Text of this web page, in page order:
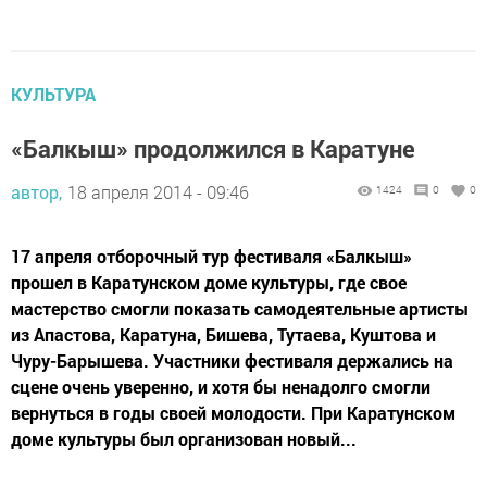
КУЛЬТУРА
«Балкыш» продолжился в Каратуне
автор, 18 апреля 2014 - 09:46 1424 0 0
17 апреля отборочный тур фестиваля «Балкыш»
прошел в Каратунском доме культуры, где свое
мастерство смогли показать самодеятельные артисты
из Апастова, Каратуна, Бишева, Тутаева, Куштова и
Чуру-Барышева. Участники фестиваля держались на
сцене очень уверенно, и хотя бы ненадолго смогли
вернуться в годы своей молодости. При Каратунском
доме культуры был организован новый...